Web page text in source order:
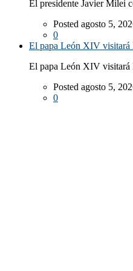
El presidente Javier Milei
Posted agosto 5,
0
El papa León XIV visitará
El papa León XIV visitará
Posted agosto 5,
0